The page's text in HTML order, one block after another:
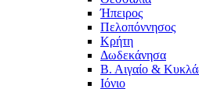
Ήπειρος
Πελοπόννησος
Κρήτη
Δωδεκάνησα
Β. Αιγαίο &
Ιόνιο